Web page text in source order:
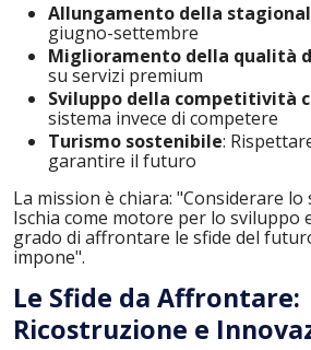
Allungamento della
giugno-settembre
Miglioramento della qualità
su servizi premium
Sviluppo della competitività
sistema invece di competere
Turismo sostenibile:
garantire il futuro
La mission è chiara: "Considerare
Ischia come motore per lo sviluppo
grado di affrontare le sfide del
impone".
Le Sfide da Affrontare:
Ricostruzione e